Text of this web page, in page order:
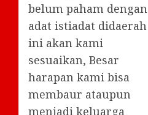
belum paham dengan
adat istiadat didaerah
ini akan kami
sesuaikan, Besar
harapan kami bisa
membaur ataupun
menjadi keluarga